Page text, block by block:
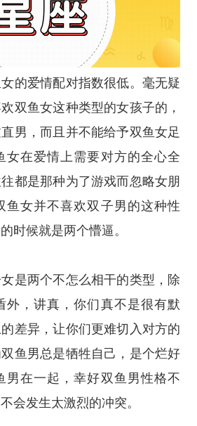
爱情配对指数很低。毫无疑
双鱼女这种类型的女孩子的，
男，而且并不能给予双鱼女足
女在爱情上需要对方的全心全
都是那种为了游戏而忽略女朋
鱼女并不喜欢双子男的这种性
时候就是两个懵逼。
两个不怎么相干的类型，除
外，讲真，你们真不是很有默
差异，让你们更难切入对方的
鱼男总是牺牲自己，是个烂好
男在一起，幸好双鱼男性格不
会发生太激烈的冲突。